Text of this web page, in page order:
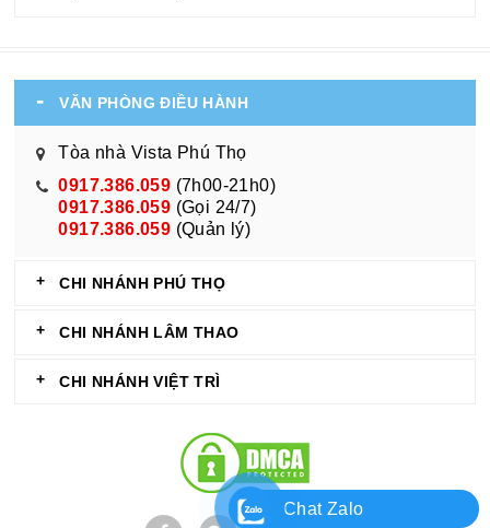
VĂN PHÒNG ĐIỀU HÀNH
Tòa nhà Vista Phú Thọ
0917.386.059 (7h00-21h0)
0917.386.059 (Gọi 24/7)
0917.386.059 (Quản lý)
CHI NHÁNH PHÚ THỌ
CHI NHÁNH LÂM THAO
CHI NHÁNH VIỆT TRÌ
Chat Zalo